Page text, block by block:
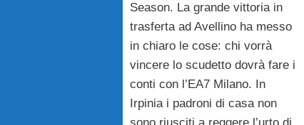
Season. La grande vittoria in
trasferta ad Avellino ha messo
in chiaro le cose: chi vorrà
vincere lo scudetto dovrà fare i
conti con l’EA7 Milano. In
Irpinia i padroni di casa non